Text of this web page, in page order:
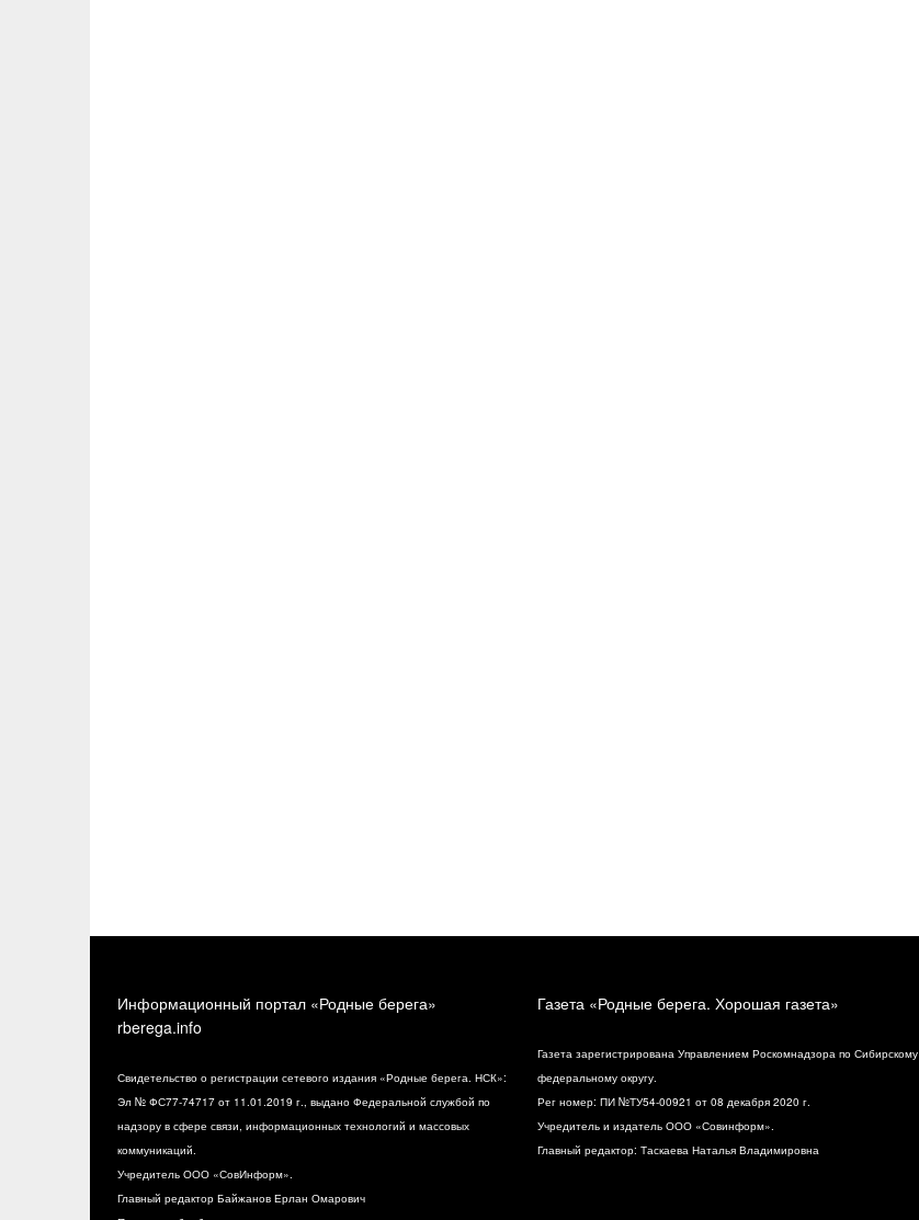
Информационный портал «Родные берега»
rberega.info
Свидетельство о регистрации сетевого издания «Родные берега. НСК»:
Эл № ФС77-74717 от 11.01.2019 г., выдано Федеральной службой по
надзору в сфере связи, информационных технологий и массовых
коммуникаций.
Учредитель ООО «СовИнформ».
Главный редактор Байжанов Ерлан Омарович
Газета «Родные берега. Хорошая газета»
Газета зарегистрирована Управлением Роскомнадзора по Сибирскому
федеральному округу.
Рег номер: ПИ №ТУ54-00921 от 08 декабря 2020 г.
Учредитель и издатель ООО «Совинформ».
Главный редактор: Таскаева Наталья Владимировна